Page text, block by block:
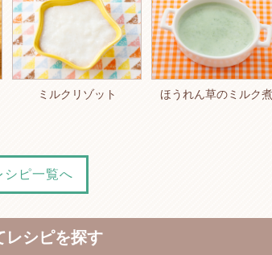
ミルクリゾット ほうれん草のミルク煮
シピ一覧へ
レシピを探す